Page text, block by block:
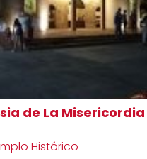
de La Misericordia